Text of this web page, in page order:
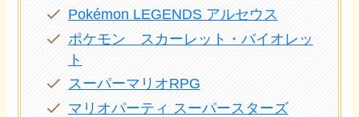
Pokémon LEGENDS アルセウス
ポケモン スカーレット・バイオレッ
ト
スーパーマリオRPG
マリオパーティ スーパースターズ